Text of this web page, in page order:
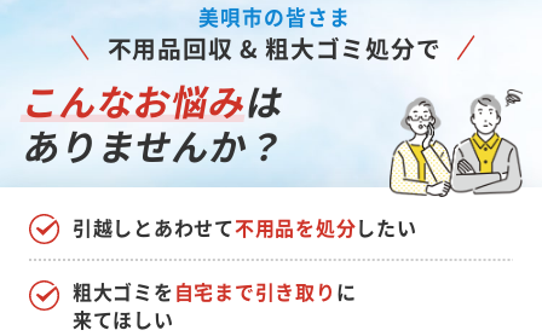
美唄市の皆さま
不用品回収 & 粗大ゴミ処分で
こんなお悩みは
ありませんか？
引越しとあわせて不用品を処分したい
粗大ゴミを自宅まで引き取り に
来てほしい